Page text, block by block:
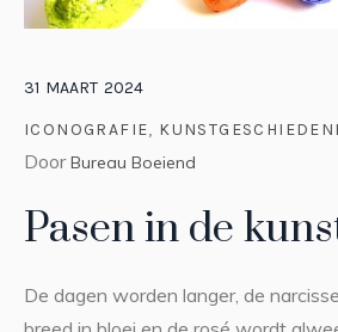
31 MAART 2024
ICONOGRAFIE,
DoorBureau Boeiend
Pasen in de
De dagen worden langer, de